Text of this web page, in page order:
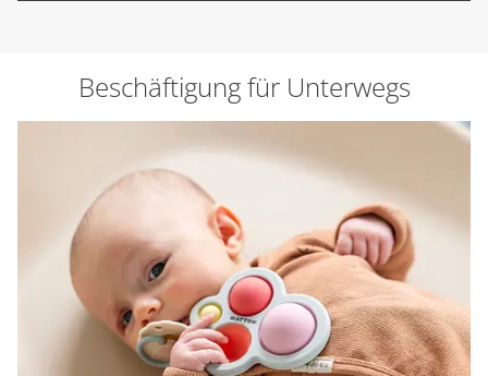
Beschäftigung für Unterwegs